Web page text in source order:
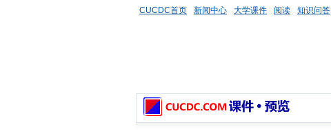
CUCDC首页 新闻中心 大学课件 阅读 知识问答